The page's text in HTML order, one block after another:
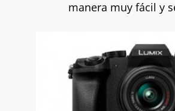
manera muy fácil y